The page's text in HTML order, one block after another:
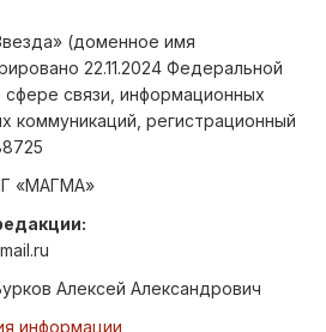
(доменное имя
22.11.2024 Федеральной
связи, информационных
коммуникаций, регистрационный
«МАГМА»
Алексей Александрович
информации